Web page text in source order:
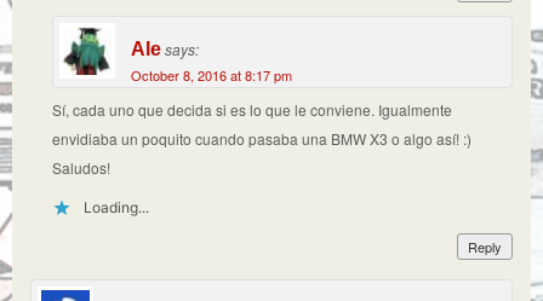
Alesays:
October 8, 2016 at 8:17 pm
Sí, cada uno que decida si es lo que le conviene. Igualmente
envidiaba un poquito cuando pasaba una BMW X3 o algo así! :)
Saludos!
Loading...
Reply